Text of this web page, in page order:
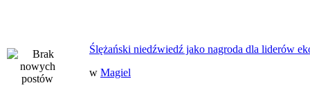
Ślężański niedźwiedź jako nagroda dla liderów
w Magiel